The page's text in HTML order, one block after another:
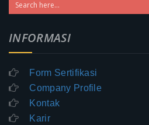
INFORMASI
Form Sertifikasi
Company Profile
Kontak
Karir